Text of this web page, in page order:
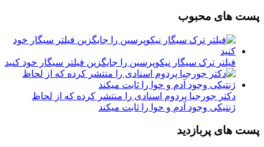
پست های محبوب
فیلتر ترک سیگار نیکوپرسین را جایگزین فیلتر سیگار خود کنید
دکتر جورجیا پردوم اسنادی را منتشر کرده که از لحاظ
ژنتیکی وجود آدم و حوا را ثابت میکند
پست های پربازدید